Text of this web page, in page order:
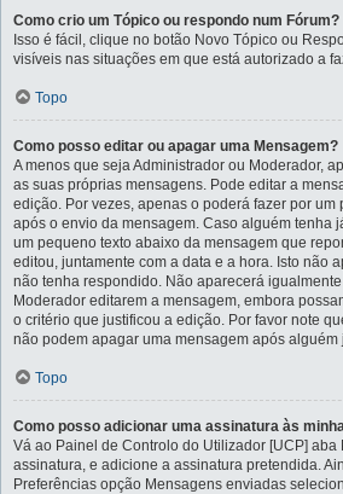
Como crio um Tópico ou respondo num Fórum?
Isso é fácil, clique no botão Novo Tópico ou
visíveis nas situações em que está autorizado a
Topo
Como posso editar ou apagar uma Mensagem?
A menos que seja Administrador ou Moderador,
as suas próprias mensagens. Pode editar a
edição. Por vezes, apenas o poderá fazer por
após o envio da mensagem. Caso alguém tenha
um pequeno texto abaixo da mensagem que
editou, juntamente com a data e a hora. Isto não
não tenha respondido. Não aparecerá
Moderador editarem a mensagem, embora
o critério que justificou a edição. Por favor note
não podem apagar uma mensagem após alguém
Topo
Como posso adicionar uma assinatura às
Vá ao Painel de Controlo do Utilizador [UCP] aba
assinatura, e adicione a assinatura pretendida.
Preferências opção Mensagens enviadas